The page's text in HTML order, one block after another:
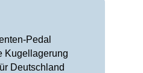
Pedal
Kugellagerung
Deutschland